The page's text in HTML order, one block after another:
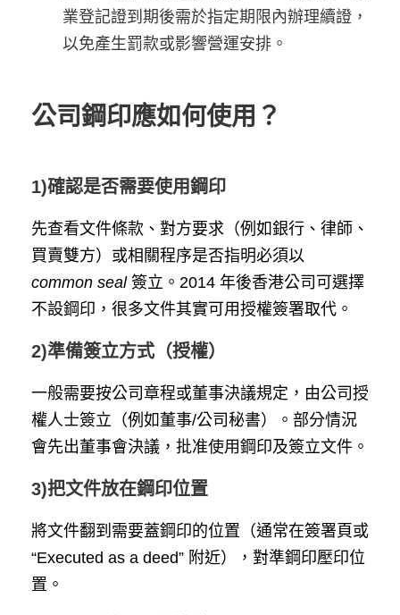
業登記證到期後需於指定期限內辦理續證，
以免產生罰款或影響營運安排。
公司鋼印應如何使用？
1)確認是否需要使用鋼印
先查看文件條款、對方要求（例如銀行、律師、
買賣雙方）或相關程序是否指明必須以
common seal簽立。2014 年後香港公司可選擇
不設鋼印，很多文件其實可用授權簽署取代。
2)準備簽立方式（授權）
一般需要按公司章程或董事決議規定，由公司授
權人士簽立（例如董事/公司秘書）。部分情況
會先出董事會決議，批准使用鋼印及簽立文件。
3)把文件放在鋼印位置
將文件翻到需要蓋鋼印的位置（通常在簽署頁或
“Executed as a deed” 附近），對準鋼印壓印位
置。